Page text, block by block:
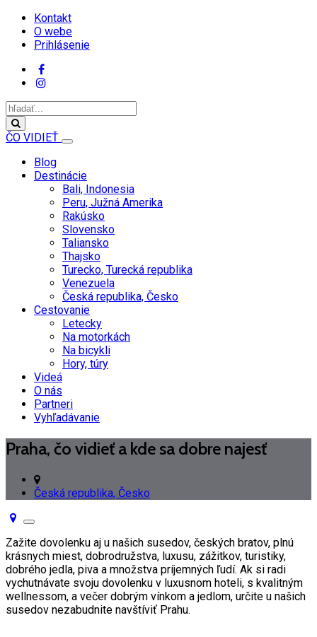
Kontakt
O webe
Prihlásenie
ČO VIDIEŤ
Blog
Destinácie
Bali, Indonesia
Peru, Južná Amerika
Rakúsko
Slovensko
Taliansko
Thajsko
Turecko, Turecká republika
Venezuela
Česká republika, Česko
Cestovanie
Letecky
Na motorkách
Na bicykli
Hory, túry
Videá
O nás
Partneri
Vyhľadávanie
Praha, čo vidieť a kde sa dobre najesť
Česká republika, Česko
Toggle
navigation
Zažite dovolenku aj u našich susedov, českých bratov, plnú
krásnych miest, dobrodružstva, luxusu, zážitkov, turistiky,
dobrého jedla, piva a množstva príjemných ľudí. Ak si radi
vychutnávate svoju dovolenku v luxusnom hoteli, s kvalitným
wellnessom, a večer dobrým vínkom a jedlom, určite u našich
susedov nezabudnite navštíviť Prahu.